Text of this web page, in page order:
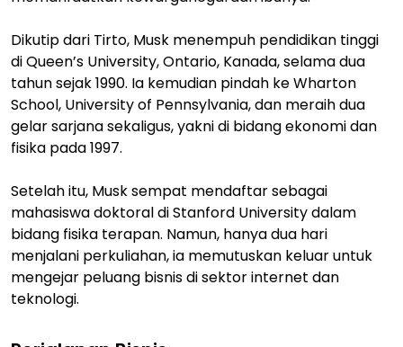
Dikutip dari Tirto, Musk menempuh pendidikan tinggi
di Queen’s University, Ontario, Kanada, selama dua
tahun sejak 1990. Ia kemudian pindah ke Wharton
School, University of Pennsylvania, dan meraih dua
gelar sarjana sekaligus, yakni di bidang ekonomi dan
fisika pada 1997.
Setelah itu, Musk sempat mendaftar sebagai
mahasiswa doktoral di Stanford University dalam
bidang fisika terapan. Namun, hanya dua hari
menjalani perkuliahan, ia memutuskan keluar untuk
mengejar peluang bisnis di sektor internet dan
teknologi.